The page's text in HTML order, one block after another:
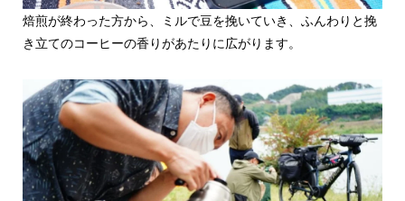
焙煎が終わった方から、ミルで豆を挽いていき、ふんわりと挽
き立てのコーヒーの香りがあたりに広がります。